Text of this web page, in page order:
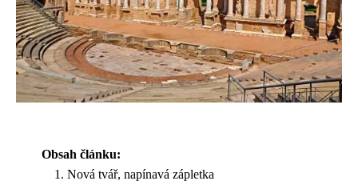
Obsah článku:
Nová tvář, napínavá zápletka